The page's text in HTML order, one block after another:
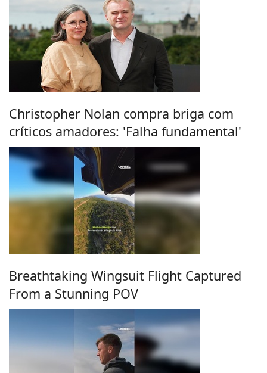
Christopher Nolan compra briga com
críticos amadores: 'Falha fundamental'
Breathtaking Wingsuit Flight Captured
From a Stunning POV